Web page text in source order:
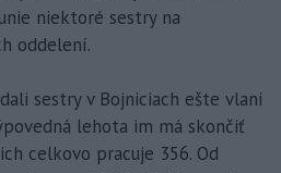
niektoré sestry na
oddelení.
sestry v Bojniciach ešte vlani
lehota im má skončiť
celkovo pracuje 356. Od